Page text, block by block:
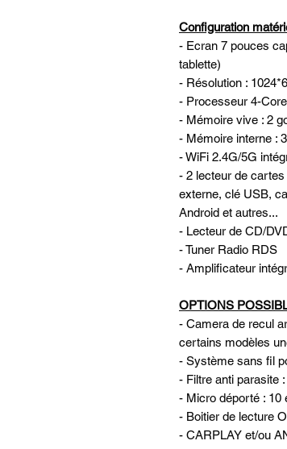
Configuration
- Ecran 7 pouces
tablette)
- Résolution :
- Processeur 4-
- Mémoire vive : 2
- Mémoire interne :
- WiFi 2.4G/5G
- 2 lecteur de
externe, clé USB,
Android et autres...
- Lecteur de CD/
- Tuner Radio RDS
- Amplificateur
OPTIONS
- Camera de recul
certains modèles
- Système sans fil
- Filtre anti parasite
- Micro déporté : 10
- Boitier de lecture
- CARPLAY et/ou